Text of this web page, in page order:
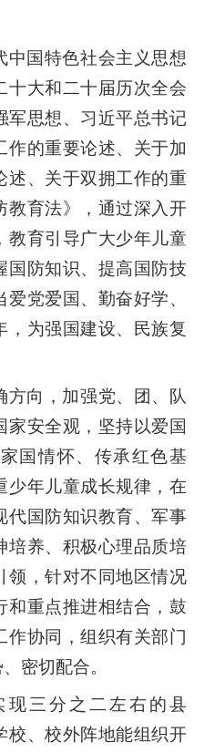
中国特色社会主义思想
十大和二十届历次全会
军思想、 习近平总书记
作的重要论述、关于加
述、关于双拥工作的重
教育法》，通过深入开
教育引导广大少年儿童
国防知识、提高国防技
党爱国、勤奋好学、
，为强国建设、民族复
方向，加强党、团、队
家安全观，坚持以爱国
国情怀、传承红色基
少年儿童成长规律，在
代国防知识教育、军事
培养、积极心理品质培
领，针对不同地区情况
和重点推进相结合，鼓
作协同，组织有关部门
密切配合。
现三分之二左右的县
校、校外阵地能组织开